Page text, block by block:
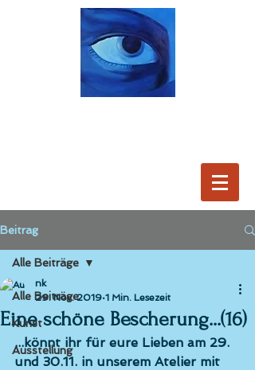
Beitrag
Alle Beiträge
Kunst
Ausstellung
Alle Beiträge
Eine schöne Bescherung...(16)
nk
29. Nov. 2019 1 Min. Lesezeit
...könnt ihr für eure Lieben am 29.
und 30.11. in unserem Atelier mit